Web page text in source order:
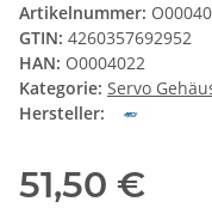
Artikelnummer:
GTIN: 4260357692952
HAN: O0004022
Kategorie: Servo
Hersteller:
51,50 €